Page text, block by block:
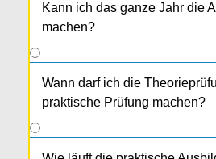
Kann ich das ganze Jahr die
machen?
Wann darf ich die
praktische Prüfung machen?